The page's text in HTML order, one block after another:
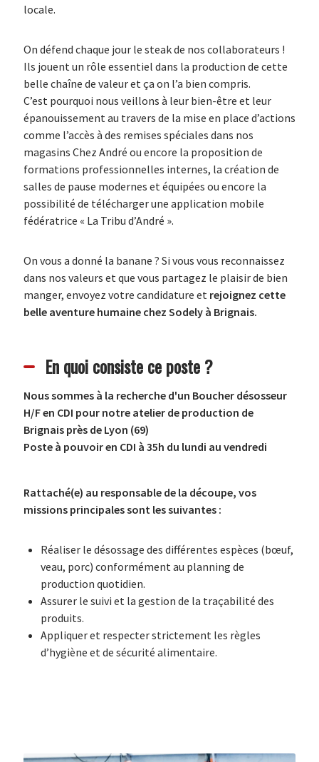
locale.
On défend chaque jour le steak de nos collaborateurs !
Ils jouent un rôle essentiel dans la production de cette
belle chaîne de valeur et ça on l’a bien compris.
C’est pourquoi nous veillons à leur bien-être et leur
épanouissement au travers de la mise en place d’actions
comme l’accès à des remises spéciales dans nos
magasins Chez André ou encore la proposition de
formations professionnelles internes, la création de
salles de pause modernes et équipées ou encore la
possibilité de télécharger une application mobile
fédératrice « La Tribu d’André ».
On vous a donné la banane ? Si vous vous reconnaissez
dans nos valeurs et que vous partagez le plaisir de bien
manger, envoyez votre candidature et rejoignez cette
belle aventure humaine chez Sodely à Brignais.
En quoi consiste ce poste ?
Nous sommes à la recherche d'un Boucher désosseur
H/F en CDI pour notre atelier de production de
Brignais près de Lyon (69)
Poste à pouvoir en CDI à 35h du lundi au vendredi
Rattaché(e) au responsable de la découpe, vos
missions principales sont les suivantes :
Réaliser le désossage des différentes espèces (bœuf,
veau, porc) conformément au planning de
production quotidien.
Assurer le suivi et la gestion de la traçabilité des
produits.
Appliquer et respecter strictement les règles
d’hygiène et de sécurité alimentaire.